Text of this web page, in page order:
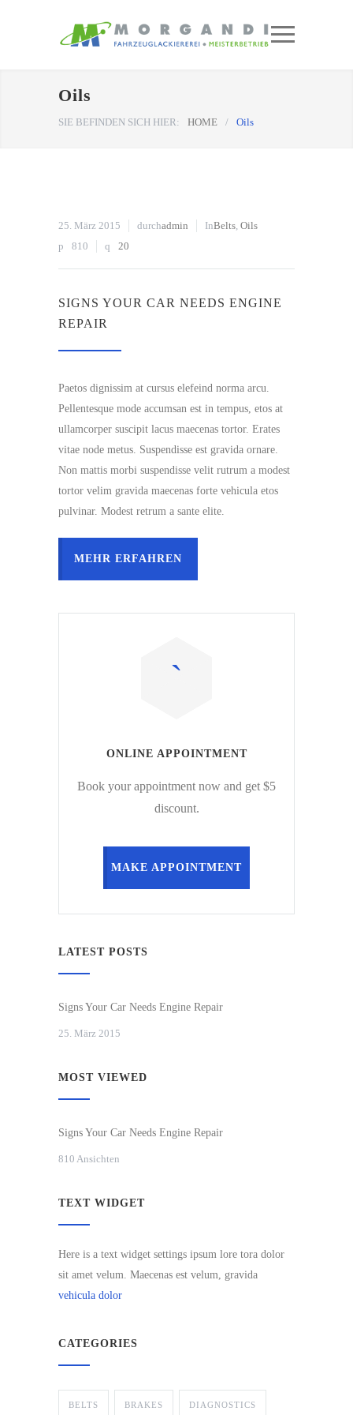
Oils
SIE BEFINDEN SICH HIER: HOME / Oils
25. März 2015 durchadmin InBelts, Oils
810
20
SIGNS YOUR CAR NEEDS ENGINE
REPAIR
Paetos dignissim at cursus elefeind norma arcu.
Pellentesque mode accumsan est in tempus, etos at
ullamcorper suscipit lacus maecenas tortor. Erates
vitae node metus. Suspendisse est gravida ornare.
Non mattis morbi suspendisse velit rutrum a modest
tortor velim gravida maecenas forte vehicula etos
pulvinar. Modest retrum a sante elite.
MEHR ERFAHREN
ONLINE APPOINTMENT
Book your appointment now and get $5
discount.
MAKE APPOINTMENT
LATEST POSTS
Signs Your Car Needs Engine Repair
25. März 2015
MOST VIEWED
Signs Your Car Needs Engine Repair
810 Ansichten
TEXT WIDGET
Here is a text widget settings ipsum lore tora dolor
sit amet velum. Maecenas est velum, gravida
vehicula dolor
CATEGORIES
BELTS BRAKES DIAGNOSTICS